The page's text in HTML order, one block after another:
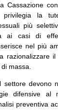
Cassazione
la
più
ai casi di
nel più
razionalizzare
massa.
settore devono
difensive al
preventiva